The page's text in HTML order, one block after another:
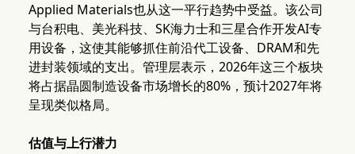
Applied Materials也从这一平行趋势中受益。该公司
与台积电、美光科技、SK海力士和三星合作开发AI专
用设备，这使其能够抓住前沿代工设备、DRAM和先
进封装领域的支出。管理层表示，2026年这三个板块
将占据晶圆制造设备市场增长的80%，预计2027年将
呈现类似格局。
估值与上行潜力